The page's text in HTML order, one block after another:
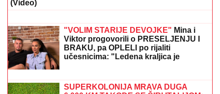
napravile dar-mar